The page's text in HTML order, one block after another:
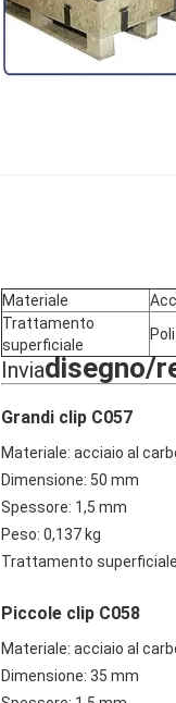
Materiale
Trattamento
superficiale
Inviadisegno/
Grandi clip C057
Materiale: acciaio al
Dimensione: 50 mm
Spessore: 1,5 mm
Peso: 0,137 kg
Trattamento
Piccole clip C058
Materiale: acciaio al
Dimensione: 35 mm